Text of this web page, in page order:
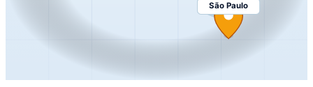
São Paulo